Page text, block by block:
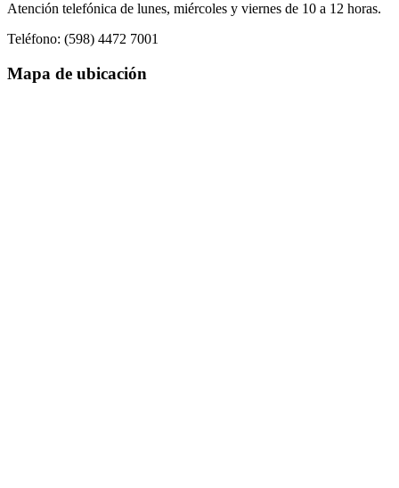
Atención telefónica de lunes, miércoles y viernes de 10 a 12 horas.
Teléfono: (598) 4472 7001
Mapa de ubicación